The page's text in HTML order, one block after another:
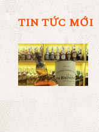
TIN TỨC MỚI